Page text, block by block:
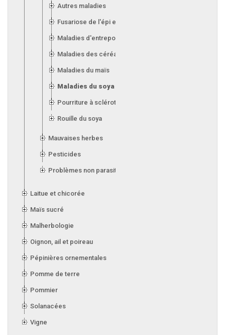
Autres maladies
Fusariose de l'épi et de l'orge
Maladies d'entreposage (silos)
Maladies des céréales
Maladies du maïs
Maladies du soya
Pourriture à sclérotes
Rouille du soya
Mauvaises herbes
Pesticides
Problèmes non parasitaires
Laitue et chicorée
Maïs sucré
Malherbologie
Oignon, ail et poireau
Pépinières ornementales
Pomme de terre
Pommier
Solanacées
Vigne